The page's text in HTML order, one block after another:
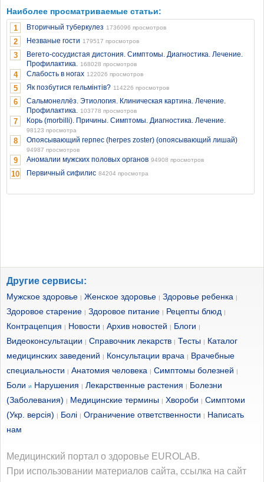
Наиболее просматриваемые статьи:
1 Вторичный туберкулез 1736096 просмотров
2 Незваные гости 179517 просмотров
3
Вегето-сосудистая дистония. Симптомы. Диагностика. Лечение.
Профилактика. 168028 просмотров
4 Слабость в ногах 122026 просмотров
5 Як позбутися гельмінтів? 114226 просмотров
6
Сальмонеллёз. Этиология. Клиническая картина. Лечение.
Профилактика. 103778 просмотров
7 Корь (morbilli). Причины. Симптомы. Диагностика. Лечение.
98123 просмотра
8 Опоясывающий герпес (herpes zoster) (опоясывающий лишай)
94987 просмотров
9 Аномалии мужских половых органов 94908 просмотров
10 Первичный сифилис 84204 просмотра
Другие сервисы:
Мужское здоровье | Женское здоровье | Здоровье ребенка |
Здоровое старение | Здоровое питание | Рецепты блюд |
Контрацепция | Новости | Архив новостей | Блоги |
Видеоконсультации | Справочник лекарств | Тесты | Каталог
медицинских заведений | Консультации врача | Врачебные
специальности | Анатомия человека | Симптомы болезней |
Боли и Нарушения | Лекарственные растения | Болезни
(Заболевания) | Медицинские термины | Хвороби | Симптоми
(Укр. версія) | Болі | Ограничение ответственности | Написать
нам
Медицинский портал о здоровье EUROLAB.
При использовании материалов сайта, ссылка на сайт